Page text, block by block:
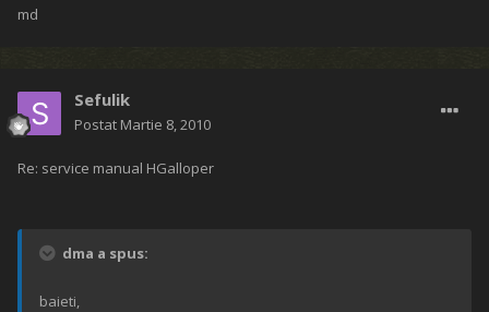
md
Sefulik
Postat Martie 8, 2010
Re: service manual HGalloper
dma a spus:
baieti,